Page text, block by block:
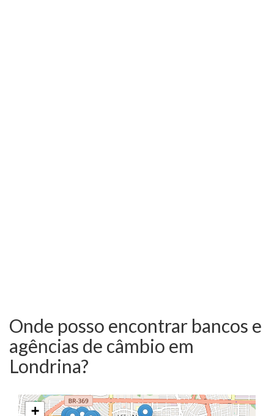
Onde posso encontrar bancos e
agências de câmbio em
Londrina?
+